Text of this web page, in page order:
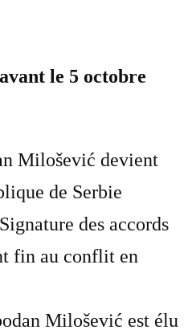
le 5 octobre
Milošević devient
de Serbie
Signature des accords
fin au conflit en
Milošević est élu